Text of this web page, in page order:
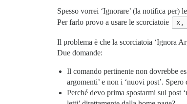
Spesso vorrei ‘Ignorare’ (la notifica per)
Per farlo provo a usare le scorciatoie
x,
Il problema è che la scorciatoia ‘Ignora
Due domande:
Il comando pertinente non dovrebbe
argomenti’ e non i ‘nuovi post’.
Perché devo prima spostarmi sui post